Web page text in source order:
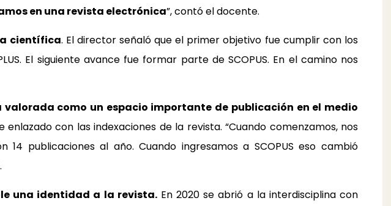
en una revista electrónica”, contó el docente.
científica. El director señaló que el primer objetivo fue cumplir con los
El siguiente avance fue formar parte de SCOPUS. En el camino nos
valorada como un espacio importante de publicación en el medio
con las indexaciones de la revista. “Cuando comenzamos, nos
publicaciones al año. Cuando ingresamos a SCOPUS eso cambió
una identidad a la revista.En 2020 se abrió a la interdisciplina con